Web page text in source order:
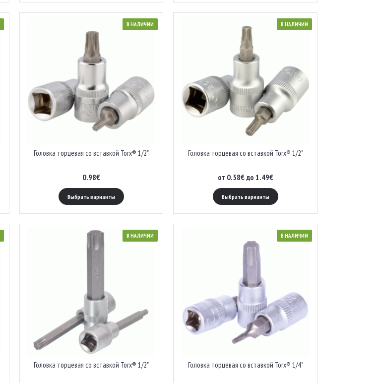
В НАЛИЧИИ
Головка торцевая со вставкой Torx® 1/2"
0.98€
Выбрать варианты
В НАЛИЧИИ
Головка торцевая со вставкой Torx® 1/2"
от 0.58€ до 1.49€
Выбрать варианты
В НАЛИЧИИ
Головка торцевая со вставкой Torx® 1/2"
В НАЛИЧИИ
Головка торцевая со вставкой Torx® 1/4"